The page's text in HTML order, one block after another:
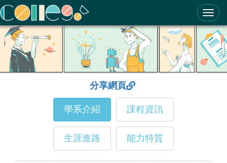
ColleGo! 大學選才與高中育才輔助系統
分享網頁
學系介紹 課程資訊
生涯進路 能力特質